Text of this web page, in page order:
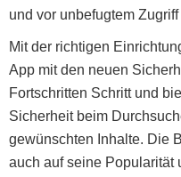
und vor unbefugtem
Mit der richtigen
App mit den neuen
Fortschritten Schritt und
Sicherheit beim
gewünschten Inhalte. Die
auch auf seine Popularität